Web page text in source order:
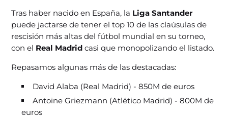
Tras haber nacido en España, la Liga Santander
puede jactarse de tener el top 10 de las claúsulas de
rescisión más altas del fútbol mundial en su torneo,
con el Real Madrid casi que monopolizando el listado.
Repasamos algunas más de las destacadas:
David Alaba (Real Madrid) - 850M de euros
Antoine Griezmann (Atlético Madrid) - 800M de
euros